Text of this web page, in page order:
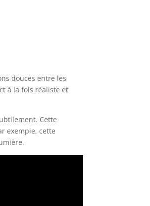
douces entre les
à la fois réaliste et
Cette
exemple, cette